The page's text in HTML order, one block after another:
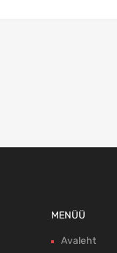
MENÜÜ
Avaleht